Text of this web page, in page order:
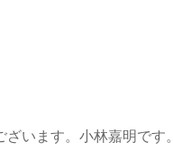
ざいます。小林嘉明です。